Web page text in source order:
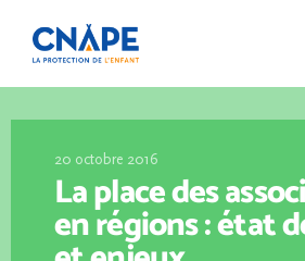
20 octobre 2016
La place des
en régions : état